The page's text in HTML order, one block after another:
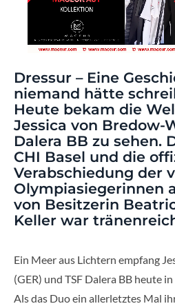
Dressur – Eine
niemand hätte
Heute bekam die
Jessica von Bredow-
Dalera BB zu sehen.
CHI Basel und die
Verabschiedung der
Olympiasiegerinnen
von Besitzerin
Keller war
Ein Meer aus Lichtern empfang
(GER) und TSF Dalera BB heute
Als das Duo ein allerletztes Mal